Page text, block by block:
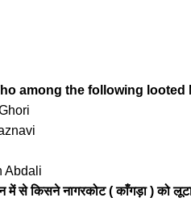
among the following
Abdali
में से किसने नागरकोट ( काँगड़ा ) को